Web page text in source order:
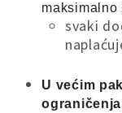
maksimalno
svaki
U većim